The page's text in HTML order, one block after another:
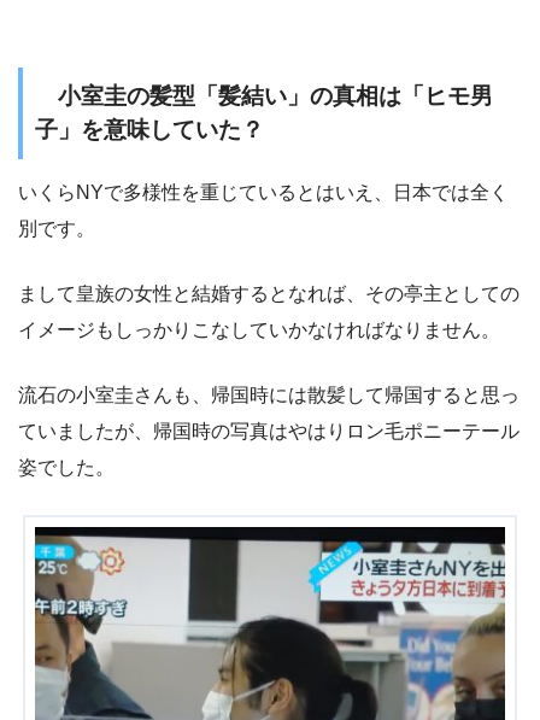
小室圭の髪型「髪結い」の真相は「ヒモ男
子」を意味していた？
いくらNYで多様性を重じているとはいえ、日本では全く
別です。
まして皇族の女性と結婚するとなれば、その亭主としての
イメージもしっかりこなしていかなければなりません。
流石の小室圭さんも、帰国時には散髪して帰国すると思っ
ていましたが、帰国時の写真はやはりロン毛ポニーテール
姿でした。